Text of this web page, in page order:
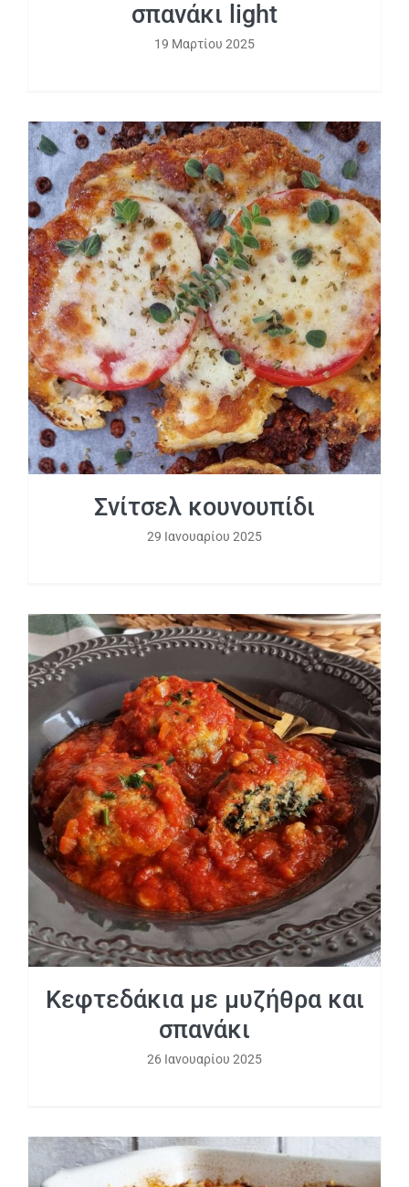
σπανάκι light
19 Μαρτίου 2025
Σνίτσελ κουνουπίδι
Σνίτσελ κουνουπίδι
29 Ιανουαρίου 2025
Κεφτεδάκια με μυζήθρα και σπανάκι
Κεφτεδάκια με μυζήθρα και
σπανάκι
26 Ιανουαρίου 2025